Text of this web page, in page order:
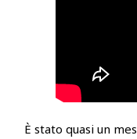
È stato quasi un